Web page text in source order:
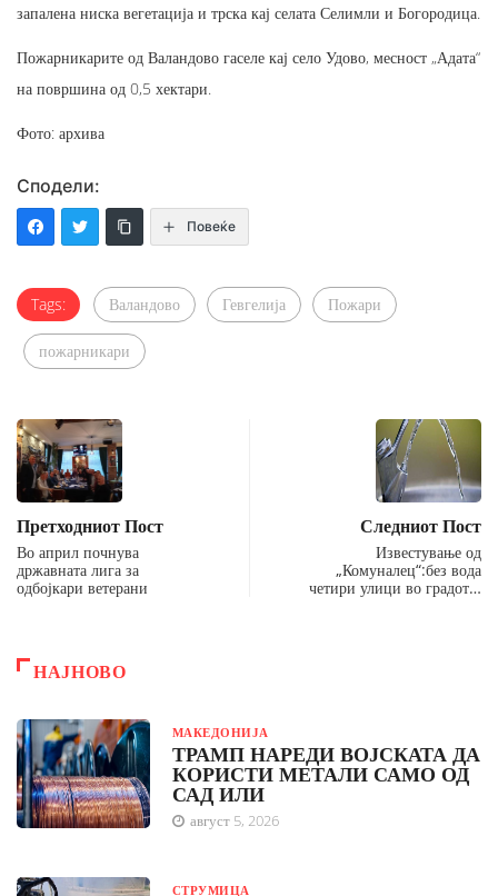
запалена ниска вегетација и трска кај селата Селимли и Богородица.
Пожарникарите од Валандово гаселе кај село Удово, месност „Адата“
на површина од 0,5 хектари.
Фото: архива
Сподели:
Повеќе
Tags: Валандово Гевгелија Пожари
пожарникари
Претходниот Пост
Во април почнува
државната лига за
одбојкари ветерани
Следниот Пост
Известување од
„Комуналец“:без вода
четири улици во градот…
НАЈНОВО
МАКЕДОНИЈА
ТРАМП НАРЕДИ ВОЈСКАТА ДА
КОРИСТИ МЕТАЛИ САМО ОД
САД ИЛИ
август 5, 2026
СТРУМИЦА